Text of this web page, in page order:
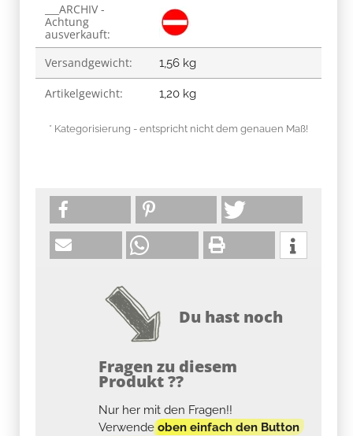
Produkteigenschaft
Wert
___ARCHIV -
Achtung
ausverkauft:
Versandgewicht:
1,56 kg
Artikelgewicht: 1,20 kg
* Kategorisierung - entspricht nicht dem genauen Maß!
Du hast noch
Fragen zu diesem
Produkt ??
Nur her mit den Fragen!!
Verwendeoben einfach den Button